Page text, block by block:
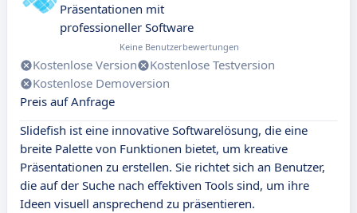
Präsentationen mit
professioneller Software
Keine Benutzerbewertungen
Kostenlose Version
Kostenlose Testversion
Kostenlose Demoversion
Preis auf Anfrage
Slidefish ist eine innovative Softwarelösung, die eine
breite Palette von Funktionen bietet, um kreative
Präsentationen zu erstellen. Sie richtet sich an Benutzer,
die auf der Suche nach effektiven Tools sind, um ihre
Ideen visuell ansprechend zu präsentieren.